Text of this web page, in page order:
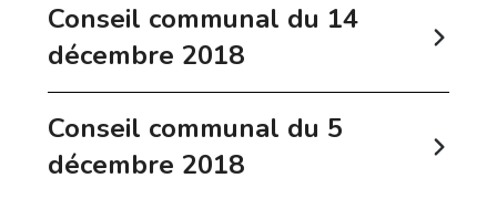
Conseil communal du 14
décembre 2018
Conseil communal du 5
décembre 2018